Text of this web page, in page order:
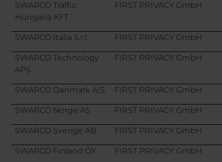
SWARCO Traffic
Hungaria KFT
FIRST PRIVACY GmbH
SWARCO Italia S.r.l. FIRST PRIVACY GmbH
SWARCO Technology
APS
FIRST PRIVACY GmbH
SWARCO Danmark A/S FIRST PRIVACY GmbH
SWARCO Norge AS FIRST PRIVACY GmbH
SWARCO Sverige AB FIRST PRIVACY GmbH
SWARCO Finland OY FIRST PRIVACY GmbH